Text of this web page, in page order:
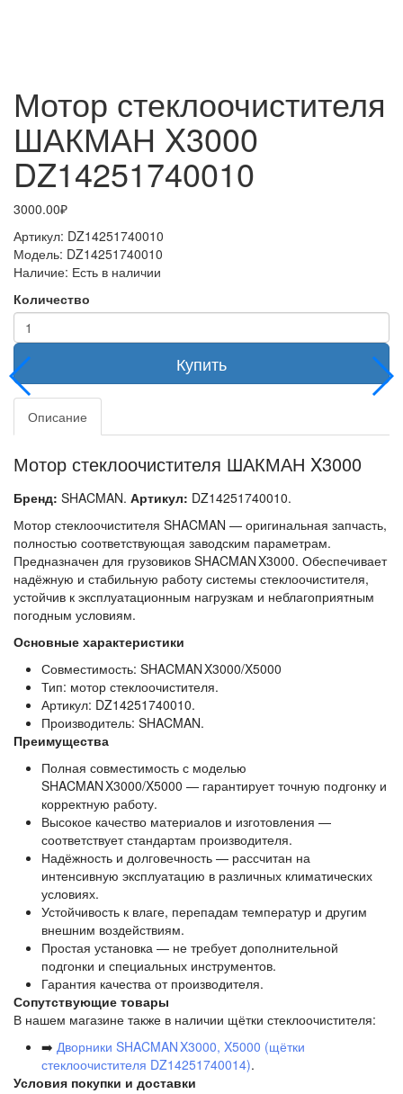
Мотор стеклоочистителя
ШАКМАН X3000
DZ14251740010
3000.00₽
Артикул: DZ14251740010
Модель: DZ14251740010
Наличие: Есть в наличии
Количество
Купить
Описание
Мотор стеклоочистителя ШАКМАН X3000
Бренд: SHACMAN. Артикул: DZ14251740010.
Мотор стеклоочистителя SHACMAN — оригинальная запчасть,
полностью соответствующая заводским параметрам.
Предназначен для грузовиков SHACMAN X3000. Обеспечивает
надёжную и стабильную работу системы стеклоочистителя,
устойчив к эксплуатационным нагрузкам и неблагоприятным
погодным условиям.
Основные характеристики
Совместимость: SHACMAN X3000/X5000
Тип: мотор стеклоочистителя.
Артикул: DZ14251740010.
Производитель: SHACMAN.
Преимущества
Полная совместимость с моделью
SHACMAN X3000/X5000 — гарантирует точную подгонку и
корректную работу.
Высокое качество материалов и изготовления —
соответствует стандартам производителя.
Надёжность и долговечность — рассчитан на
интенсивную эксплуатацию в различных климатических
условиях.
Устойчивость к влаге, перепадам температур и другим
внешним воздействиям.
Простая установка — не требует дополнительной
подгонки и специальных инструментов.
Гарантия качества от производителя.
Сопутствующие товары
В нашем магазине также в наличии щётки стеклоочистителя:
➡️ Дворники SHACMAN X3000, X5000 (щётки
стеклоочистителя DZ14251740014).
Условия покупки и доставки